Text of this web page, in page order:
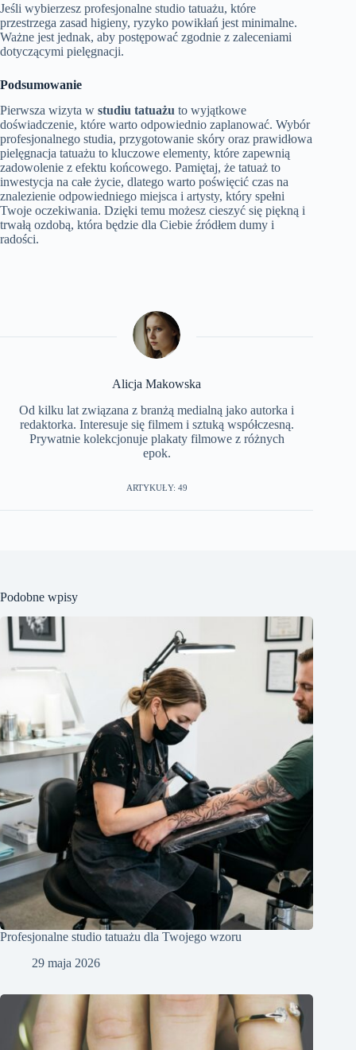
Jeśli wybierzesz profesjonalne studio tatuażu, które
przestrzega zasad higieny, ryzyko powikłań jest minimalne.
Ważne jest jednak, aby postępować zgodnie z zaleceniami
dotyczącymi pielęgnacji.
Podsumowanie
Pierwsza wizyta w studiu tatuażu to wyjątkowe
doświadczenie, które warto odpowiednio zaplanować. Wybór
profesjonalnego studia, przygotowanie skóry oraz prawidłowa
pielęgnacja tatuażu to kluczowe elementy, które zapewnią
zadowolenie z efektu końcowego. Pamiętaj, że tatuaż to
inwestycja na całe życie, dlatego warto poświęcić czas na
znalezienie odpowiedniego miejsca i artysty, który spełni
Twoje oczekiwania. Dzięki temu możesz cieszyć się piękną i
trwałą ozdobą, która będzie dla Ciebie źródłem dumy i
radości.
Alicja Makowska
Od kilku lat związana z branżą medialną jako autorka i
redaktorka. Interesuje się filmem i sztuką współczesną.
Prywatnie kolekcjonuje plakaty filmowe z różnych
epok.
ARTYKUŁY: 49
Podobne wpisy
Profesjonalne studio tatuażu dla Twojego wzoru
29 maja 2026